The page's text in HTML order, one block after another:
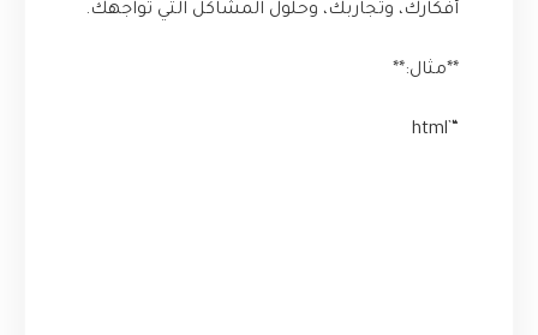
أفكارك، وتجاربك، وحلول المشاكل التي تواجهك.
**مثال:**